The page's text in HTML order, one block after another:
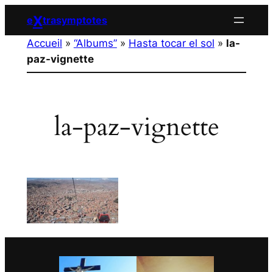
contenu
eXtrasymptotes
Accueil » “Albums”» Hasta tocar el sol » la-
paz-vignette
la-paz-vignette